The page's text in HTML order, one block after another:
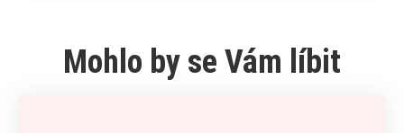
Mohlo by se Vám líbit